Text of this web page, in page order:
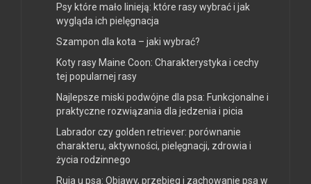
Psy które mało linieją: które rasy wybrać i jak
wygląda ich pielęgnacja
Szampon dla kota – jaki wybrać?
Koty rasy Maine Coon: Charakterystyka i cechy
tej popularnej rasy
Najlepsze miski podwójne dla psa: Funkcjonalne i
praktyczne rozwiązania dla jedzenia i picia
Labrador czy golden retriever: porównanie
charakteru, aktywności, pielęgnacji, zdrowia i
życia rodzinnego
Ruja u psa: Objawy, przebieg i zachowanie psa w